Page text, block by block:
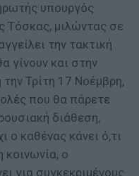
υπουργός
Τόσκας, μιλώντας σε
την τακτική
γίνουν και στην
Τρίτη 17 Νοέμβρη,
που θα πάρετε
διάθεση,
ο καθένας κάνει ό,τι
κοινωνία, ο
για συγκεκριμένους